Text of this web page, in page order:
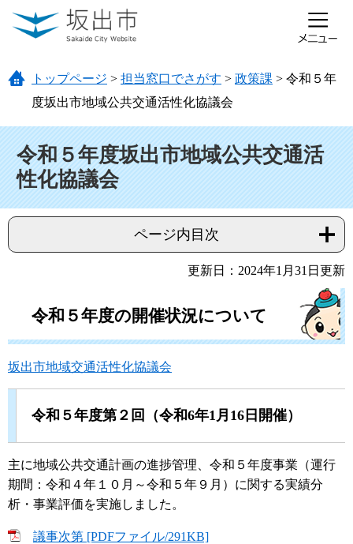
ページの先頭です。
メニューを飛ばして本文へ
トップページ > 担当窓口でさがす > 政策課 > 令和５年
度坂出市地域公共交通活性化協議会
令和５年度坂出市地域公共交通活
性化協議会
ページ内目次
更新日：2024年1月31日更新
令和５年度の開催状況について
坂出市地域交通活性化協議会
令和５年度第２回（令和6年1月16日開催）
主に地域公共交通計画の進捗管理、令和５年度事業（運行
期間：令和４年１０月～令和５年９月）に関する実績分
析・事業評価を実施しました。
議事次第 [PDFファイル/291KB]